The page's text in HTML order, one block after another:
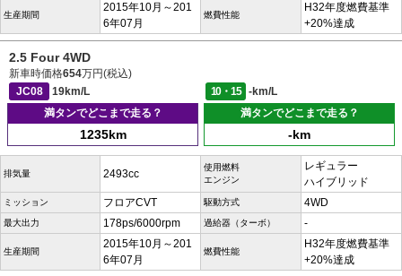
生産期間
2015年10月～201
6年07月
燃費性能
H32年度燃費基準
+20%達成
2.5 Four 4WD
新車時価格654万円(税込)
JC08
19km/L 10・15
-km/L
満タンでどこまで走る？
1235km
満タンでどこまで走る？
-km
排気量 2493cc
使用燃料
エンジン
レギュラー
ハイブリッド
ミッション フロアCVT 駆動方式 4WD
最大出力 178ps/6000rpm 過給器（ターボ） -
生産期間
2015年10月～201
6年07月
燃費性能
H32年度燃費基準
+20%達成